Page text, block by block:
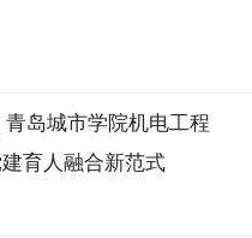
岛城市学院机电工程
育人融合新范式